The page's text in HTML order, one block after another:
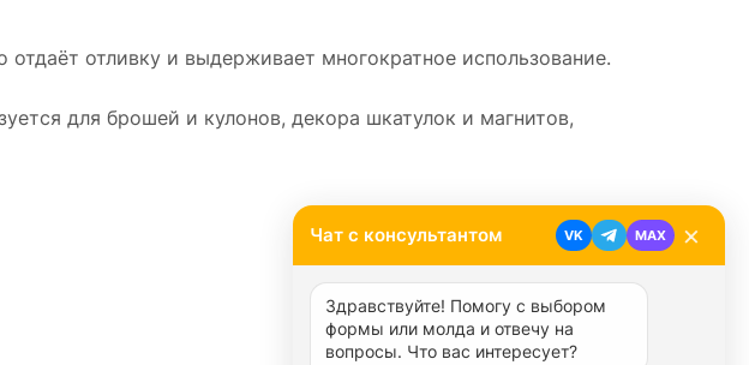
отливку и выдерживает многократное использование.
для брошей и кулонов, декора шкатулок и магнитов,
Чат с консультантом VK MAX ×
Здравствуйте! Помогу с выбором
формы или молда и отвечу на
вопросы. Что вас интересует?